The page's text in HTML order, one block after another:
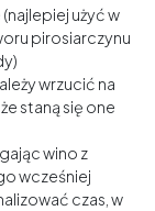
użyć w
pirosiarczynu
wrzucić na
staną się one
wino z
wcześniej
czas, w